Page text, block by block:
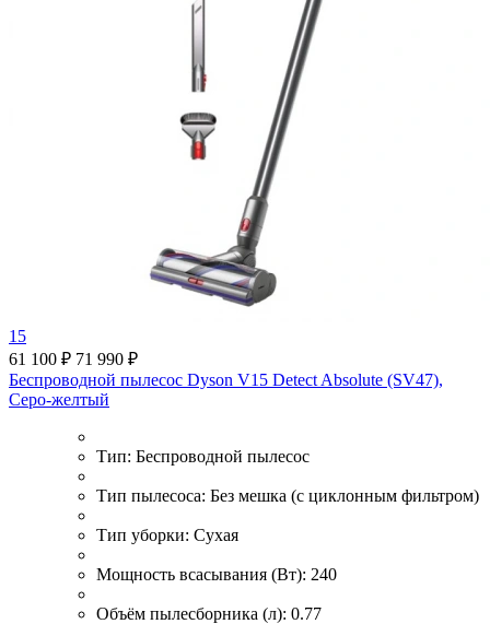
15
61 100 ₽ 71 990 ₽
Беспроводной пылесос Dyson V15 Detect Absolute (SV47),
Серо-желтый
Тип: Беспроводной пылесос
Тип пылесоса: Без мешка (с циклонным фильтром)
Тип уборки: Сухая
Мощность всасывания (Вт): 240
Объём пылесборника (л): 0.77